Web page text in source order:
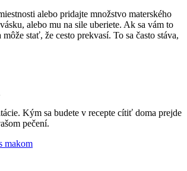
alebo pridajte množstvo materského
alebo mu na sile uberiete. Ak sa vám to
stať, že cesto prekvasí. To sa často stáva,
Kým sa budete v recepte cítiť doma prejde
pečení.
makom